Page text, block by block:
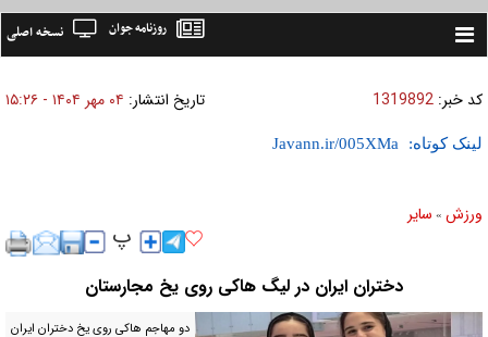
Toggle
نسخه اصلی روزنامه جوان
کد خبر: 1319892 تاریخ انتشار: ۰۴ مهر ۱۴۰۴ - ۱۵:۲۶
لینک کوتاه:
ورزش » ساير
دختران ایران در لیگ هاکی روی یخ مجارستان
دو مهاجم هاکی روی یخ دختران ایران